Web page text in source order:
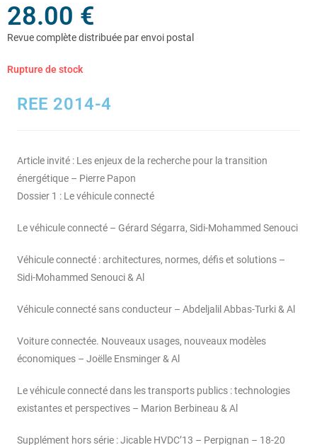
28.00 €
Rupture de stock
REE 2014-4
Article invité : Les enjeux de la recherche pour la transition
énergétique – Pierre Papon
Dossier 1 : Le véhicule connecté
Le véhicule connecté – Gérard Ségarra, Sidi-Mohammed Senouci
Véhicule connecté : architectures, normes, défis et solutions –
Sidi-Mohammed Senouci & Al
Véhicule connecté sans conducteur – Abdeljalil Abbas-Turki & Al
Voiture connectée. Nouveaux usages, nouveaux modèles
économiques – Joëlle Ensminger & Al
Le véhicule connecté dans les transports publics : technologies
existantes et perspectives – Marion Berbineau & Al
Supplément hors série : Jicable HVDC’13 – Perpignan – 18-20